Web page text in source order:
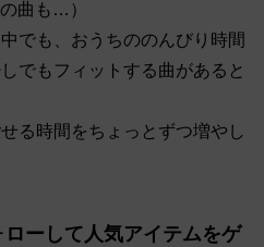
曲も…）
でも、おうちののんびり時間
でもフィットする曲があると
る時間をちょっとずつ増やし
ーして人気アイテムをゲ